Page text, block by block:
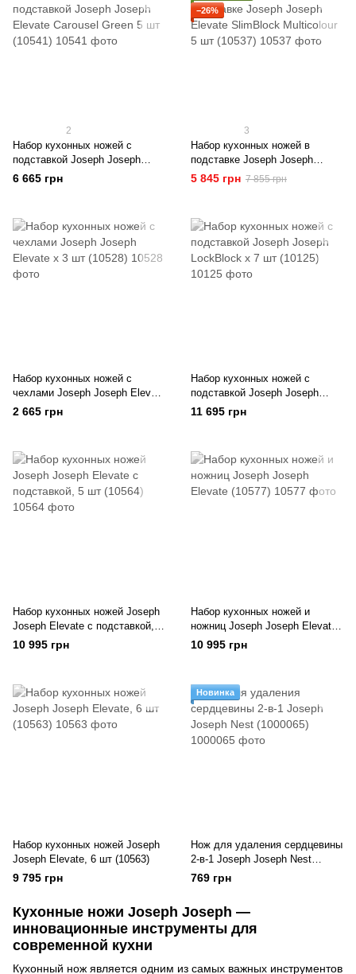
2
Набор кухонных ножей с
подставкой Joseph Joseph
Elevate Carousel Green 5 шт
6 665 грн
−26%
3
Набор кухонных ножей в
подставке Joseph Joseph
Elevate SlimBlock Multicolour 5
шт (10537)
5 845 грн 7 855 грн
Набор кухонных ножей с
чехлами Joseph Joseph Elevate
х 3 шт (10528)
2 665 грн
Набор кухонных ножей с
подставкой Joseph Joseph
LockBlock х 7 шт (10125)
11 695 грн
Набор кухонных ножей Joseph
Joseph Elevate с подставкой, 5
шт (10564)
10 995 грн
Набор кухонных ножей и
ножниц Joseph Joseph Elevate
(10577)
10 995 грн
Набор кухонных ножей Joseph
Joseph Elevate, 6 шт (10563)
9 795 грн
Новинка
Нож для удаления сердцевины
2-в-1 Joseph Joseph Nest
(1000065)
769 грн
Кухонные ножи Joseph Joseph —
инновационные инструменты для
современной кухни
Кухонный нож является одним из самых важных инструментов